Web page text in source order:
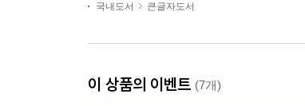
국내도서
큰글자도서
이 상품의 이벤트 (7개)